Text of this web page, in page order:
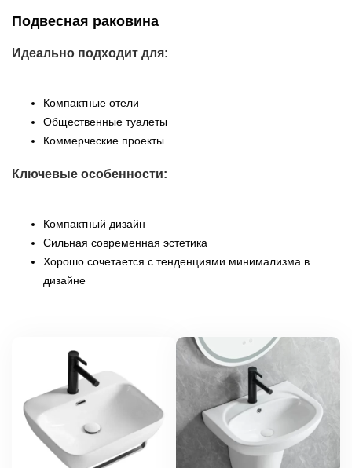
Подвесная раковина
Идеально подходит для:
Компактные отели
Общественные туалеты
Коммерческие проекты
Ключевые особенности:
Компактный дизайн
Сильная современная эстетика
Хорошо сочетается с тенденциями минимализма в
дизайне